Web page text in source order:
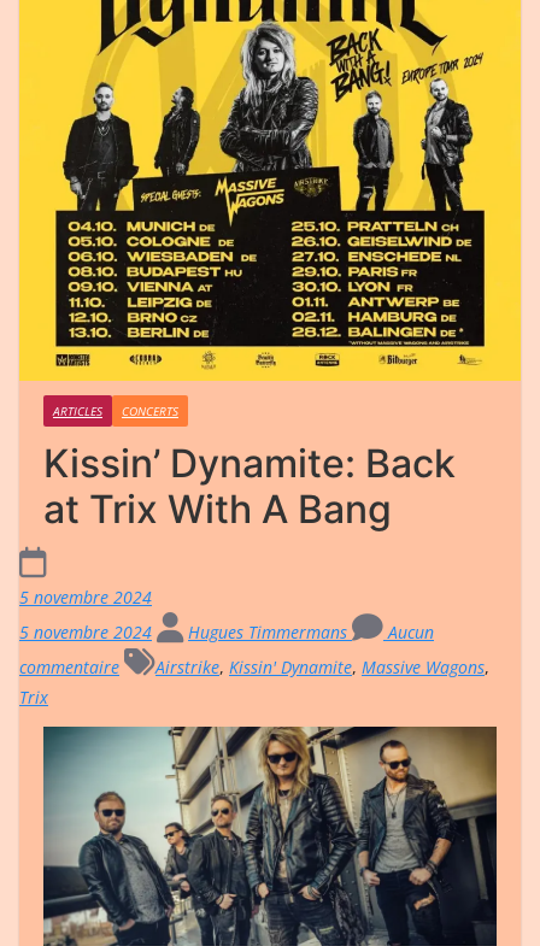
ARTICLES CONCERTS
Kissin’ Dynamite: Back
at Trix With A Bang
5 novembre 2024
5 novembre 2024
Hugues Timmermans
Aucun
commentaire
Airstrike, Kissin' Dynamite, Massive Wagons,
Trix